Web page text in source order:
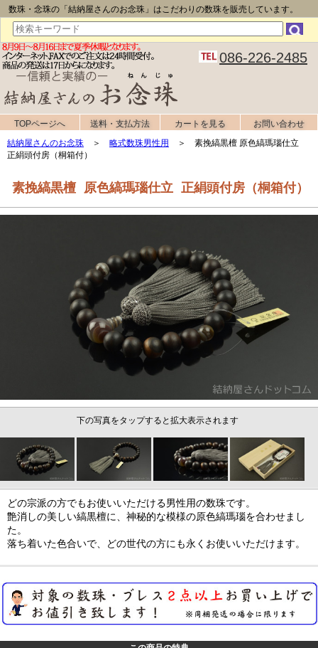
数珠・念珠の「結納屋さんのお念珠」はこだわりの数珠を販売しています。
086-226-2485
TOPページへ 送料・支払方法 カートを見る
お問い合わせ
結納屋さんのお念珠 ＞ 略式数珠男性用
＞ 素挽縞黒檀 原色縞瑪瑙仕立
正絹頭付房（桐箱付）
素挽縞黒檀 原色縞瑪瑙仕立 正絹頭付房（桐箱付）
下の写真をタップすると拡大表示されます
どの宗派の方でもお使いいただける男性用の数珠です。
艶消しの美しい縞黒檀に、神秘的な模様の原色縞瑪瑙を合わせまし
た。
落ち着いた色合いで、どの世代の方にも永くお使いいただけます。